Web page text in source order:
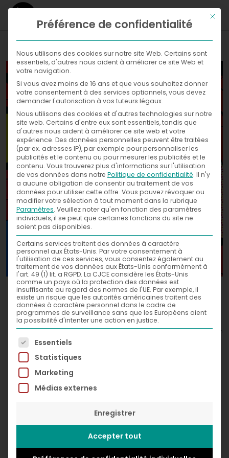
WHAT
WHERE
Galleries
Exhibitions
NOW
News
Press
WITH
WHO
CONTACT
Sushi Time,2019
Acrylic and spray paint on canvas
60 x 60 cm
Ce
Préférence de confidentialité
Nous utilisons des cookies sur notre site Web. Certains sont
essentiels, d'autres nous aident à améliorer ce site Web et
votre navigation.
Si vous avez moins de 16 ans et que vous souhaitez donner
votre consentement à des services optionnels, vous devez
demander l'autorisation à vos tuteurs légaux.
Nous utilisons des cookies et d'autres technologies sur notre
site web. Certains d'entre eux sont essentiels, tandis que
d'autres nous aident à améliorer ce site web et votre
expérience. Des données personnelles peuvent être traitées
(par ex. adresses IP), par exemple pour personnaliser les
publicités et le contenu ou pour mesurer les publicités et le
contenu. Vous trouverez plus d'informations sur l'utilisation
de vos données dans notre Politique de confidentialité. Il n'y
a aucune obligation de consentir au traitement de vos
données pour utiliser cette offre. Vous pouvez révoquer ou
modifier votre sélection à tout moment dans la rubrique
Paramètres. Veuillez noter qu'en fonction des paramètres
individuels, il se peut que certaines fonctions du site ne
soient pas disponibles.
Certains services traitent des données à caractère
personnel aux États-Unis. Par votre consentement à
l'utilisation de ces services, vous consentez également au
traitement de vos données aux États-Unis conformément à
l'art. 49 (1) lit. a RGPD. La CJCE considère les États-Unis
comme un pays où la protection des données est
insuffisante au regard des normes de l'UE. Par exemple, il
existe un risque que les autorités américaines traitent des
données à caractère personnel dans le cadre de
programmes de surveillance sans que les Européens aient
la possibilité d'intenter une action en justice.
La liste suivante énumère les groupes de services
Essentiels
Statistiques
Marketing
Médias externes
Enregistrer
Accepter tout